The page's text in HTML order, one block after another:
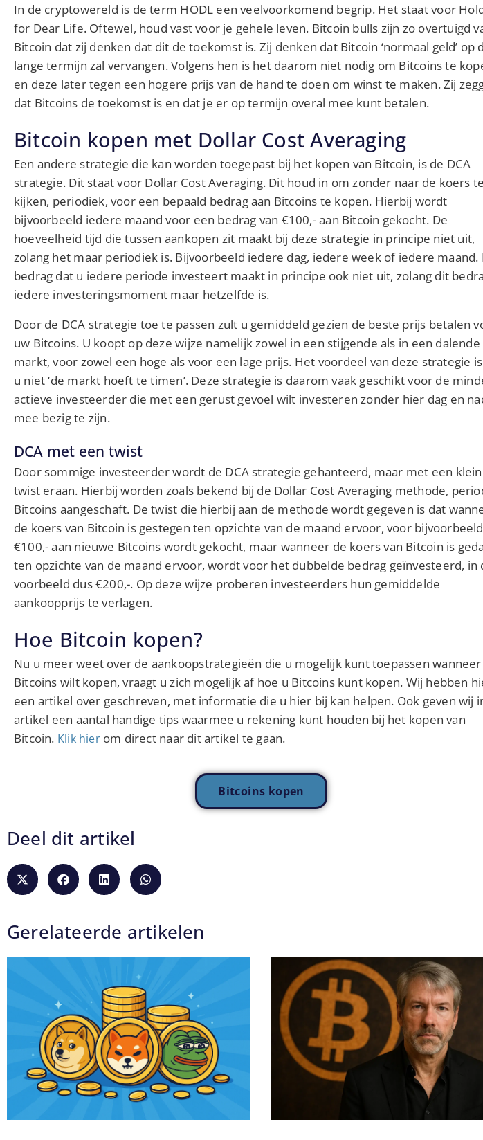
In de cryptowereld is de term HODL een veelvoorkomend begrip. Het staat voor
for Dear Life. Oftewel, houd vast voor je gehele leven. Bitcoin bulls zijn zo overtuigd
Bitcoin dat zij denken dat dit de toekomst is. Zij denken dat Bitcoin ‘normaal geld’ op
lange termijn zal vervangen. Volgens hen is het daarom niet nodig om Bitcoins te
en deze later tegen een hogere prijs van de hand te doen om winst te maken. Zij
dat Bitcoins de toekomst is en dat je er op termijn overal mee kunt betalen.
Bitcoin kopen met Dollar Cost Averaging
Een andere strategie die kan worden toegepast bij het kopen van Bitcoin, is de DCA
strategie. Dit staat voor Dollar Cost Averaging. Dit houd in om zonder naar de koers te
kijken, periodiek, voor een bepaald bedrag aan Bitcoins te kopen. Hierbij wordt
bijvoorbeeld iedere maand voor een bedrag van €100,- aan Bitcoin gekocht. De
hoeveelheid tijd die tussen aankopen zit maakt bij deze strategie in principe niet uit,
zolang het maar periodiek is. Bijvoorbeeld iedere dag, iedere week of iedere maand.
bedrag dat u iedere periode investeert maakt in principe ook niet uit, zolang dit
iedere investeringsmoment maar hetzelfde is.
Door de DCA strategie toe te passen zult u gemiddeld gezien de beste prijs betalen
uw Bitcoins. U koopt op deze wijze namelijk zowel in een stijgende als in een dalende
markt, voor zowel een hoge als voor een lage prijs. Het voordeel van deze strategie
u niet ‘de markt hoeft te timen’. Deze strategie is daarom vaak geschikt voor de
actieve investeerder die met een gerust gevoel wilt investeren zonder hier dag en
mee bezig te zijn.
DCA met een twist
Door sommige investeerder wordt de DCA strategie gehanteerd, maar met een
twist eraan. Hierbij worden zoals bekend bij de Dollar Cost Averaging methode,
Bitcoins aangeschaft. De twist die hierbij aan de methode wordt gegeven is dat
de koers van Bitcoin is gestegen ten opzichte van de maand ervoor, voor bijvoorbeeld
€100,- aan nieuwe Bitcoins wordt gekocht, maar wanneer de koers van Bitcoin is
ten opzichte van de maand ervoor, wordt voor het dubbelde bedrag geïnvesteerd, in
voorbeeld dus €200,-. Op deze wijze proberen investeerders hun gemiddelde
aankoopprijs te verlagen.
Hoe Bitcoin kopen?
Nu u meer weet over de aankoopstrategieën die u mogelijk kunt toepassen wanneer
Bitcoins wilt kopen, vraagt u zich mogelijk af hoe u Bitcoins kunt kopen. Wij hebben
een artikel over geschreven, met informatie die u hier bij kan helpen. Ook geven wij
artikel een aantal handige tips waarmee u rekening kunt houden bij het kopen van
Bitcoin. Klik hierom direct naar dit artikel te gaan.
Bitcoins kopen
Deel dit artikel
Gerelateerde artikelen